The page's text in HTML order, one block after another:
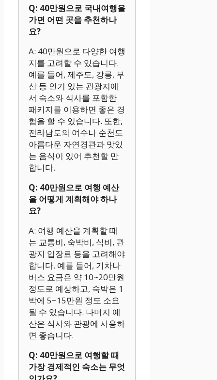
Q: 40만원으로 국내여행을
가면 어떤 곳을 추천하나
요?
A: 40만원으로 다양한 여행
지를 고려할 수 있습니다.
예를 들어, 제주도, 강릉, 부
산 등 인기 있는 관광지에
서 숙소와 식사를 포함한
패키지를 이용하면 좋은 경
험을 할 수 있습니다. 또한,
전라남도의 여수나 순천도
아름다운 자연경관과 맛있
는 음식이 있어 추천할 만
합니다.
Q: 40만원으로 여행 예산
을 어떻게 계획해야 하나
요?
A: 여행 예산을 계획할 때
는 교통비, 숙박비, 식비, 관
광지 입장료 등을 고려해야
합니다. 예를 들어, 기차나
버스 요금은 약 10~20만원
정도로 예상하고, 숙박은 1
박에 5~15만원 정도 소요
될 수 있습니다. 나머지 예
산은 식사와 관광에 사용하
면 좋습니다.
Q: 40만원으로 여행할 때
가장 경제적인 숙소는 무엇